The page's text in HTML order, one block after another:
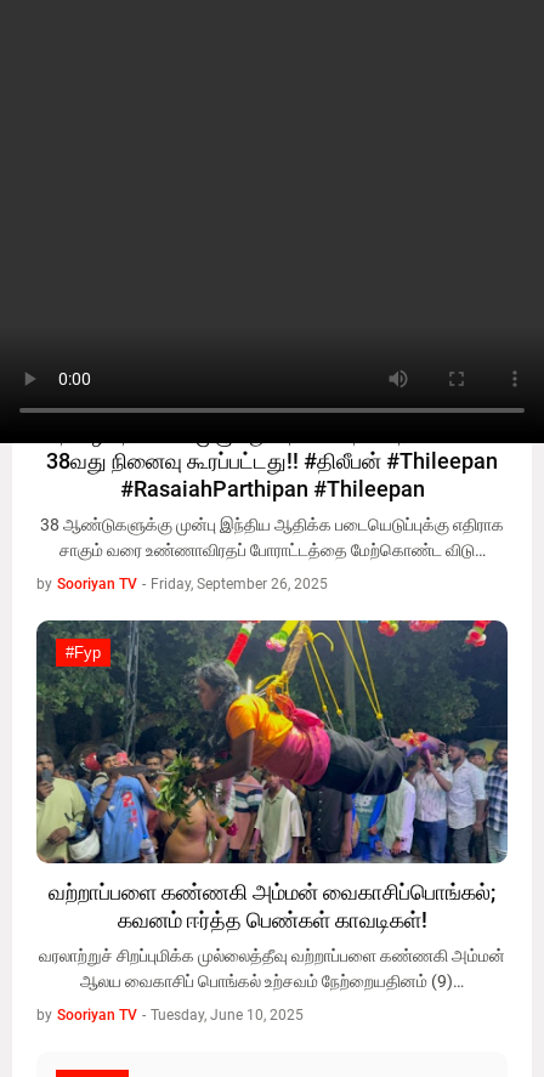
38வது நினைவு கூரப்பட்டது!! #திலீபன் #Thileepan
#RasaiahParthipan #Thileepan
38 ஆண்டுகளுக்கு முன்பு இந்திய ஆதிக்க படையெடுப்புக்கு எதிராக
சாகும் வரை உண்ணாவிரதப் போராட்டத்தை மேற்கொண்ட விடு…
by Sooriyan TV - Friday, September 26, 2025
#fyp
#fyp
வற்றாப்பளை கண்ணகி அம்மன் வைகாசிப்பொங்கல்;
கவனம் ஈர்த்த பெண்கள் காவடிகள்!
வரலாற்றுச் சிறப்புமிக்க முல்லைத்தீவு வற்றாப்பளை கண்ணகி அம்மன்
ஆலய வைகாசிப் பொங்கல் உற்சவம் நேற்றையதினம் (9)…
by Sooriyan TV - Tuesday, June 10, 2025